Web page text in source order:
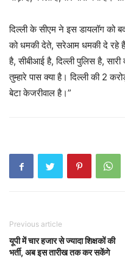
दिल्ली के सीएम ने इस डायलॉग को
को धमकी देते, सरेआम धमकी दे रहे
है, सीबीआई है, दिल्ली पुलिस है,
तुम्हारे पास क्या है। दिल्ली की 2
बेटा केजरीवाल है।”
Previous article
यूपी में चार हजार से ज्यादा शिक्षकों की
भर्ती, अब इस तारीख तक कर सकेंगे